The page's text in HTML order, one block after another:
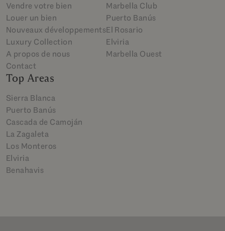
Vendre votre bien
Louer un bien
Nouveaux développements
Luxury Collection
A propos de nous
Contact
Marbella Club
Puerto Banús
El Rosario
Elviria
Marbella Ouest
Top Areas
Sierra Blanca
Puerto Banús
Cascada de Camoján
La Zagaleta
Los Monteros
Elviria
Benahavis